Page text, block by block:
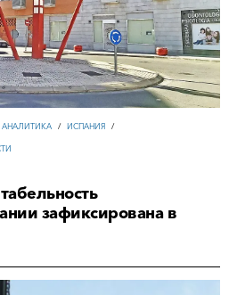
АНАЛИТИКА / ИСПАНИЯ /
зафиксирована в